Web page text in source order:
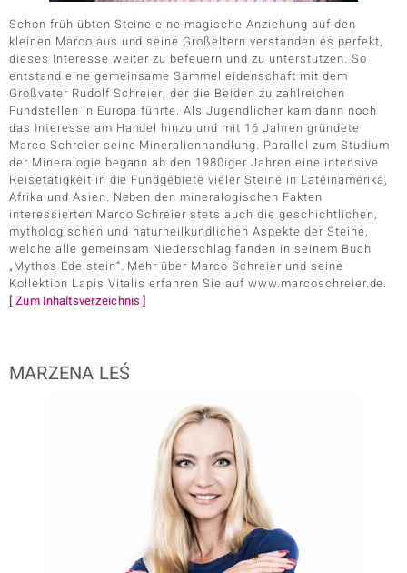
Schon früh übten Steine eine magische Anziehung auf den
kleinen Marco aus und seine Großeltern verstanden es perfekt,
dieses Interesse weiter zu befeuern und zu unterstützen. So
entstand eine gemeinsame Sammelleidenschaft mit dem
Großvater Rudolf Schreier, der die Beiden zu zahlreichen
Fundstellen in Europa führte. Als Jugendlicher kam dann noch
das Interesse am Handel hinzu und mit 16 Jahren gründete
Marco Schreier seine Mineralienhandlung. Parallel zum Studium
der Mineralogie begann ab den 1980iger Jahren eine intensive
Reisetätigkeit in die Fundgebiete vieler Steine in Lateinamerika,
Afrika und Asien. Neben den mineralogischen Fakten
interessierten Marco Schreier stets auch die geschichtlichen,
mythologischen und naturheilkundlichen Aspekte der Steine,
welche alle gemeinsam Niederschlag fanden in seinem Buch
„Mythos Edelstein“. Mehr über Marco Schreier und seine
Kollektion Lapis Vitalis erfahren Sie auf www.marcoschreier.de.
[ Zum Inhaltsverzeichnis ]
MARZENA LEŚ